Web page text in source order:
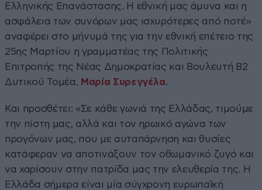
Ελληνικής Επανάστασης. Η εθνική μας άμυνα και η
ασφάλεια των συνόρων μας ισχυρότερες από ποτέ»
αναφέρει στο μήνυμά της για την εθνική επέτειο της
25ης Μαρτίου η γραμματέας της Πολιτικής
Επιτροπής της Νέας Δημοκρατίας και Βουλευτή Β2
Δυτικού Τομέα, Μαρία Συρεγγέλα.
Και προσθέτει: «Σε κάθε γωνιά της Ελλάδας, τιμούμε
την πίστη μας, αλλά και τον ηρωικό αγώνα των
προγόνων μας, που με αυταπάρνηση και θυσίες
κατάφεραν να αποτινάξουν τον οθωμανικό ζυγό και
να χαρίσουν στην πατρίδα μας την ελευθερία της. Η
Ελλάδα σήμερα είναι μία σύγχρονη ευρωπαϊκή